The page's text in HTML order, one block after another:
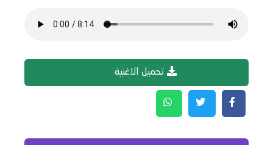
تحميل الاغنية